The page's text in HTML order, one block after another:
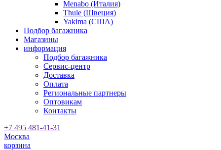
Menabo (Италия)
Thule (Швеция)
Yakima (США)
Подбор багажника
Магазины
информация
Подбор багажника
Сервис-центр
Доставка
Оплата
Региональные партнеры
Оптовикам
Контакты
+7 495 481-41-31
Москва
корзина